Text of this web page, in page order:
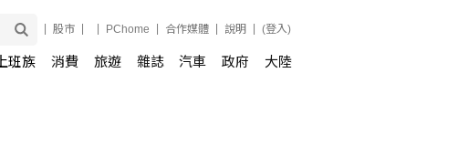
股市 PChome 合作媒體 說明 (登入)
上班族 消費 旅遊 雜誌 汽車 政府 大陸